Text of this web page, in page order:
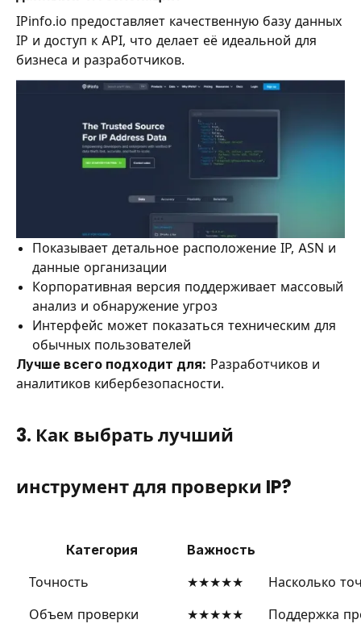
IPinfo.io предоставляет качественную базу данных
IP и доступ к API, что делает её идеальной для
бизнеса и разработчиков.
Показывает детальное расположение IP, ASN и
данные организации
Корпоративная версия поддерживает массовый
анализ и обнаружение угроз
Интерфейс может показаться техническим для
обычных пользователей
Лучше всего подходит для: Разработчиков и
аналитиков кибербезопасности.
3. Как выбрать лучший
инструмент для проверки IP?
Категория
Важность
Точность
★★★★★
Насколько
Объем проверки
★★★★★
Поддержка